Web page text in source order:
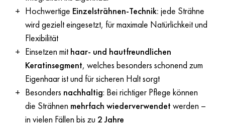
Hochwertige Einzelsträhnen-Technik: jede Strähne
wird gezielt eingesetzt, für maximale Natürlichkeit und
Flexibilität
Einsetzen mit haar- und hautfreundlichen
Keratinsegment, welches besonders schonend zum
Eigenhaar ist und für sicheren Halt sorgt
Besonders nachhaltig: Bei richtiger Pflege können
die Strähnen mehrfach wiederverwendet werden –
in vielen Fällen bis zu 2 Jahre